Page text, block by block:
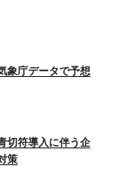
象庁データで予想
切符導入に伴う企
策